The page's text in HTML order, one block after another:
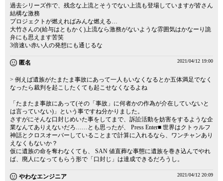
過去シリーズ作で、残念な上流とそうでない上流も登場していますが皆さん
結構な激務
プロジェクトが燃えればみんな燃える…
大竹さんの(給与はともかく)上流なら激務がないような雰囲気はかなーり詭
弁にも思えます苦笑
3倍速い赤い人の発想にも通じるな
匿名 2021/04/12 19:00
> 例えば遺族がたまたま事故にあって一人もいなくなるとか五体満足でなく
なったら裁判を起こしたくても起こせなくなるよね
「たまたま事故にあって(その「事故」に何者かの作為が介在していないと
は言っていない)」という事ですね分かりました。
さすがにそんな口封じめいた事をしてまで、訴訟活動を妨害をするような企
業なんてありえないだろ……とも思ったが、 Press Enter■ 世界はクトゥルフ
神話とクロスオーバーしていることまで計算に入れるなら、ワンチャンあり
えなくもないか？
仮に遺族の命を奪わなくても、 SAN 値直葬な事態に遺族を巻き込んでやれ
ば、廃人になってもらう形で「口封じ」は達成できるだろうし。
やわなエンジニア 2021/04/12 20:09